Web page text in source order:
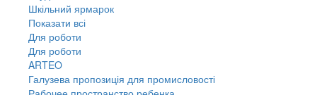
Шкільний ярмарок
Показати всі
Для роботи
Для роботи
ARTEO
Галузева пропозиція для промисловості